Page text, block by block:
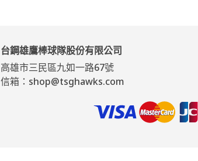
台鋼雄鷹棒球隊股份有限公司
高雄市三民區九如一路67號
信箱：shop@tsghawks.com